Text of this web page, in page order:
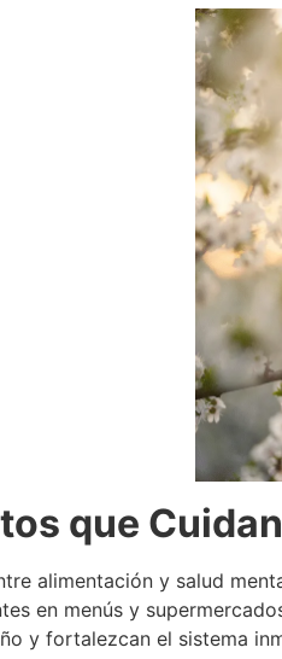
que
alimentación y salud
en menús y
y fortalezcan el sistema